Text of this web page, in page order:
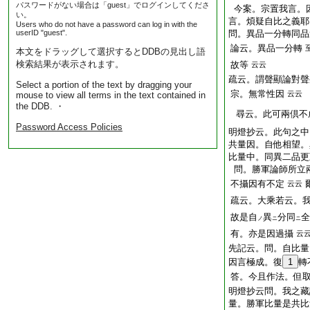
パスワードがない場合は「guest」でログインしてくださ
い。
Users who do not have a password can log in with the
userID "guest".
本文をドラッグして選択するとDDBの見出し語
検索結果が表示されます。
Select a portion of the text by dragging your
mouse to view all terms in the text contained in
the DDB. ・
Password Access Policies
今案。宗置我言。
言。煩疑自比之義耶
問。異品一分轉同
論云。異品一分轉
故等 云云
疏云。謂聲顯論對
宗。無常性因 云云
尋云。此可兩倶
明燈抄云。此句之
共量因。自他相望
比量中。同異二品
問。勝軍論師所立
不攝因有不定 云云
疏云。大乘若云。
故是自 ノ異ニ分同 ニ
有。亦是因過攝 云
先記云。問。自比
因言極成。復
1 轉
答。今且作法。但
明燈抄云問。我之
量。勝軍比量是共